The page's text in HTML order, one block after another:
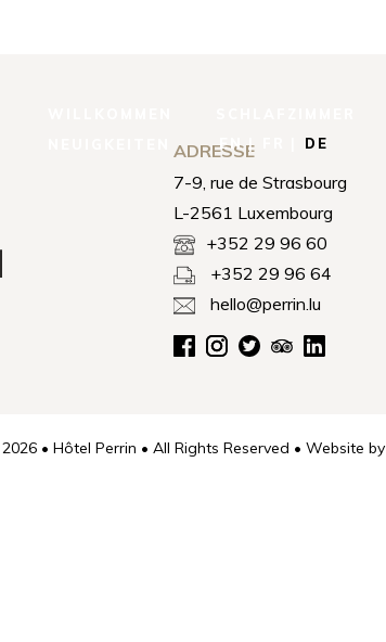
EN DE
ADRESSE
7-9, rue de Strasbourg
L-2561 Luxembourg
+352 29 96 60
+352 29 96 64
hello@perrin.lu
• Hôtel Perrin • All Rights Reserved • Website by